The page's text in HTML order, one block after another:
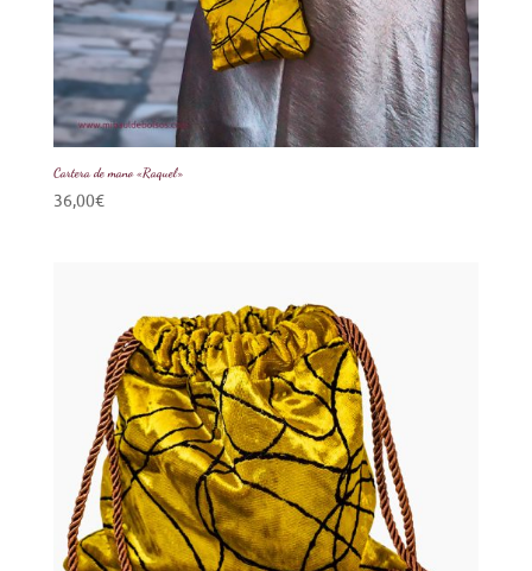
Cartera de mano «Raquel»
36,00€